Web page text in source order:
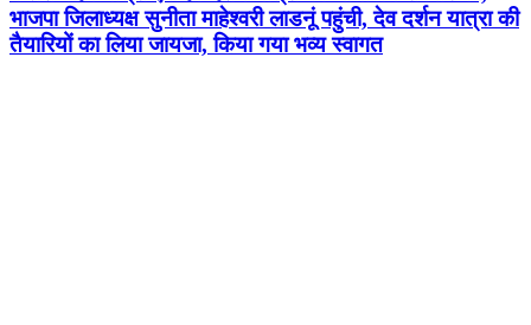
भाजपा जिलाध्यक्ष सुनीता माहेश्वरी लाडनूं पहुंची, देव दर्शन यात्रा की
तैयारियों का लिया जायजा, किया गया भव्य स्वागत